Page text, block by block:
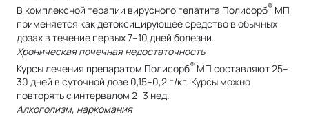
В комплексной терапии вирусного гепатита Полисорб® МП
применяется как детоксицирующее средство в обычных
дозах в течение первых 7–10 дней болезни.
Хроническая почечная недостаточность
Курсы лечения препаратом Полисорб® МП составляют 25–
30 дней в суточной дозе 0,15–0,2 г/кг. Курсы можно
повторять с интервалом 2–3 нед.
Алкоголизм, наркомания